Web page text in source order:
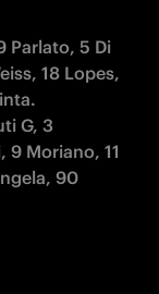
Parlato, 5 Di
18 Lopes,
G, 3
9 Moriano, 11
90